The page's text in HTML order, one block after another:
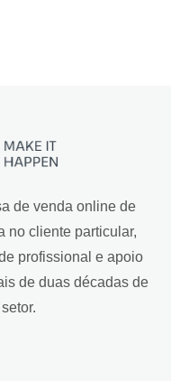
de venda online de
no cliente particular,
profissional e apoio
de duas décadas de